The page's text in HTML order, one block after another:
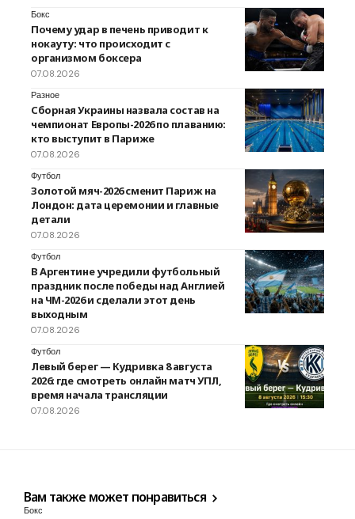
Бокс
Почему удар в печень приводит к
нокауту: что происходит с
организмом боксера
07.08.2026
Разное
Сборная Украины назвала состав на
чемпионат Европы-2026 по плаванию:
кто выступит в Париже
07.08.2026
Футбол
Золотой мяч-2026 сменит Париж на
Лондон: дата церемонии и главные
детали
07.08.2026
Футбол
В Аргентине учредили футбольный
праздник после победы над Англией
на ЧМ-2026 и сделали этот день
выходным
07.08.2026
Футбол
Левый берег — Кудривка 8 августа
2026: где смотреть онлайн матч УПЛ,
время начала трансляции
07.08.2026
Вам также может понравиться
Бокс